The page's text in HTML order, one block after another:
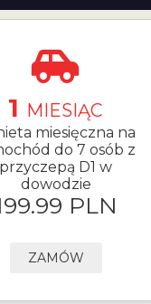
1 MIESIĄC
miesięczna na
do 7 osób z
przyczepą D1 w
dowodzie
PLN
ZAMÓW